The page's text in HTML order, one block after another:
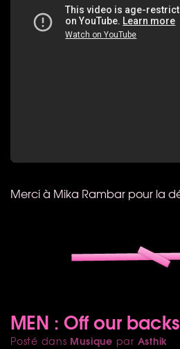
Merci à Mika Rambar pour la
MEN : Off our backs
Posté dans Musique par Asthik